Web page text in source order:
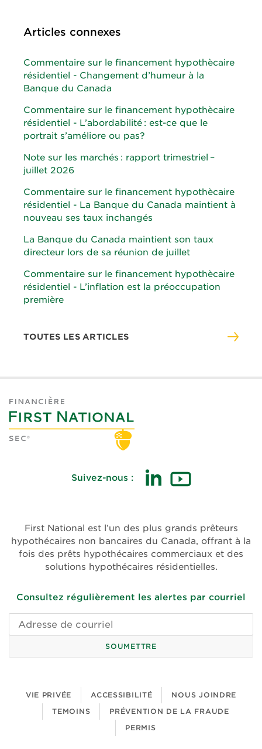
Articles connexes
Commentaire sur le financement hypothècaire
résidentiel - Changement d’humeur à la
Banque du Canada
Commentaire sur le financement hypothècaire
résidentiel - L’abordabilité : est-ce que le
portrait s’améliore ou pas?
Note sur les marchés : rapport trimestriel –
juillet 2026
Commentaire sur le financement hypothècaire
résidentiel - La Banque du Canada maintient à
nouveau ses taux inchangés
La Banque du Canada maintient son taux
directeur lors de sa réunion de juillet
Commentaire sur le financement hypothècaire
résidentiel - L’inflation est la préoccupation
première
TOUTES LES ARTICLES
Suivez-nous :
nouvelle
fenêtre)
nouvelle
fenêtre)
First National est l’un des plus grands prêteurs
hypothécaires non bancaires du Canada, offrant à la
fois des prêts hypothécaires commerciaux et des
solutions hypothécaires résidentielles.
Consultez régulièrement les alertes par courriel
Adresse
de
SOUMETTRE
VIE PRIVÉE ACCESSIBILITÉ
NOUS JOINDRE
TEMOINS
PRÉVENTION DE LA FRAUDE
PERMIS